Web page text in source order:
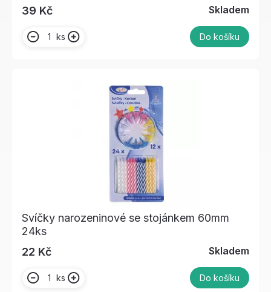
39 Kč
Skladem
ks Do košíku
Svíčky narozeninové se stojánkem 60mm
24ks
22 Kč
Skladem
ks Do košíku